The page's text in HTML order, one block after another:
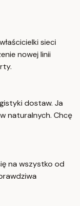
sieci
nowej linii
dostaw. Ja
naturalnych. Chcę
na wszystko od